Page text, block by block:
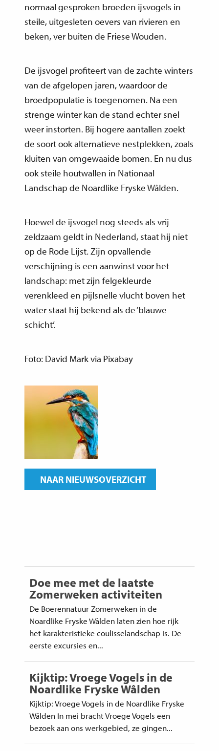
normaal gesproken broeden ijsvogels in
steile, uitgesleten oevers van rivieren en
beken, ver buiten de Friese Wouden.
De ijsvogel profiteert van de zachte winters
van de afgelopen jaren, waardoor de
broedpopulatie is toegenomen. Na een
strenge winter kan de stand echter snel
weer instorten. Bij hogere aantallen zoekt
de soort ook alternatieve nestplekken, zoals
kluiten van omgewaaide bomen. En nu dus
ook steile houtwallen in Nationaal
Landschap de Noardlike Fryske Wâlden.
Hoewel de ijsvogel nog steeds als vrij
zeldzaam geldt in Nederland, staat hij niet
op de Rode Lijst. Zijn opvallende
verschijning is een aanwinst voor het
landschap: met zijn felgekleurde
verenkleed en pijlsnelle vlucht boven het
water staat hij bekend als de ‘blauwe
schicht’.
Foto: David Mark via Pixabay
NAAR NIEUWSOVERZICHT
Doe mee met de laatste
Zomerweken activiteiten
De Boerennatuur Zomerweken in de
Noardlike Fryske Wâlden laten zien hoe rijk
het karakteristieke coulisselandschap is. De
eerste excursies en...
Kijktip: Vroege Vogels in de
Noardlike Fryske Wâlden
Kijktip: Vroege Vogels in de Noardlike Fryske
Wâlden In mei bracht Vroege Vogels een
bezoek aan ons werkgebied, ze gingen...